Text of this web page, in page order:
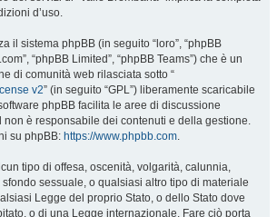
d’uso.
il sistema phpBB (in seguito “loro”, “phpBB
“phpBB Limited”, “phpBB Teams”) che è un
di comunità web rilasciata sotto “
v2” (in seguito “GPL”) liberamente scaricabile
phpBB facilita le aree di discussione
non è responsabile dei contenuti e della gestione.
su phpBB: https://www.phpbb.com.
tipo di offesa, oscenità, volgarità, calunnia,
sessuale, o qualsiasi altro tipo di materiale
Legge del proprio Stato, o dello Stato dove
o di una Legge internazionale. Fare ciò porta